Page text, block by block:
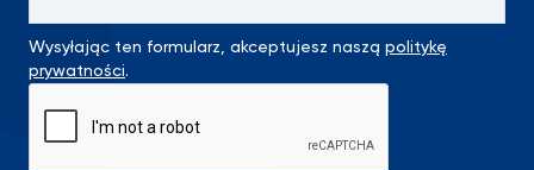
Wysyłając ten formularz, akceptujesz naszą politykę
prywatności.